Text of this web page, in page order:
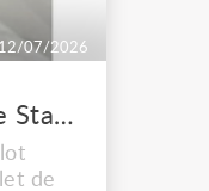
12/07/2026
4 palans Verlinde StageMaker SL5 D8 500 kg contrôleur et accessoires
de